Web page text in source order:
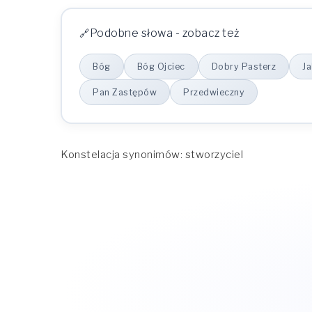
Podobne słowa - zobacz też
Bóg Bóg Ojciec Dobry Pasterz
Pan Zastępów Przedwieczny
Konstelacja synonimów: stworzyciel